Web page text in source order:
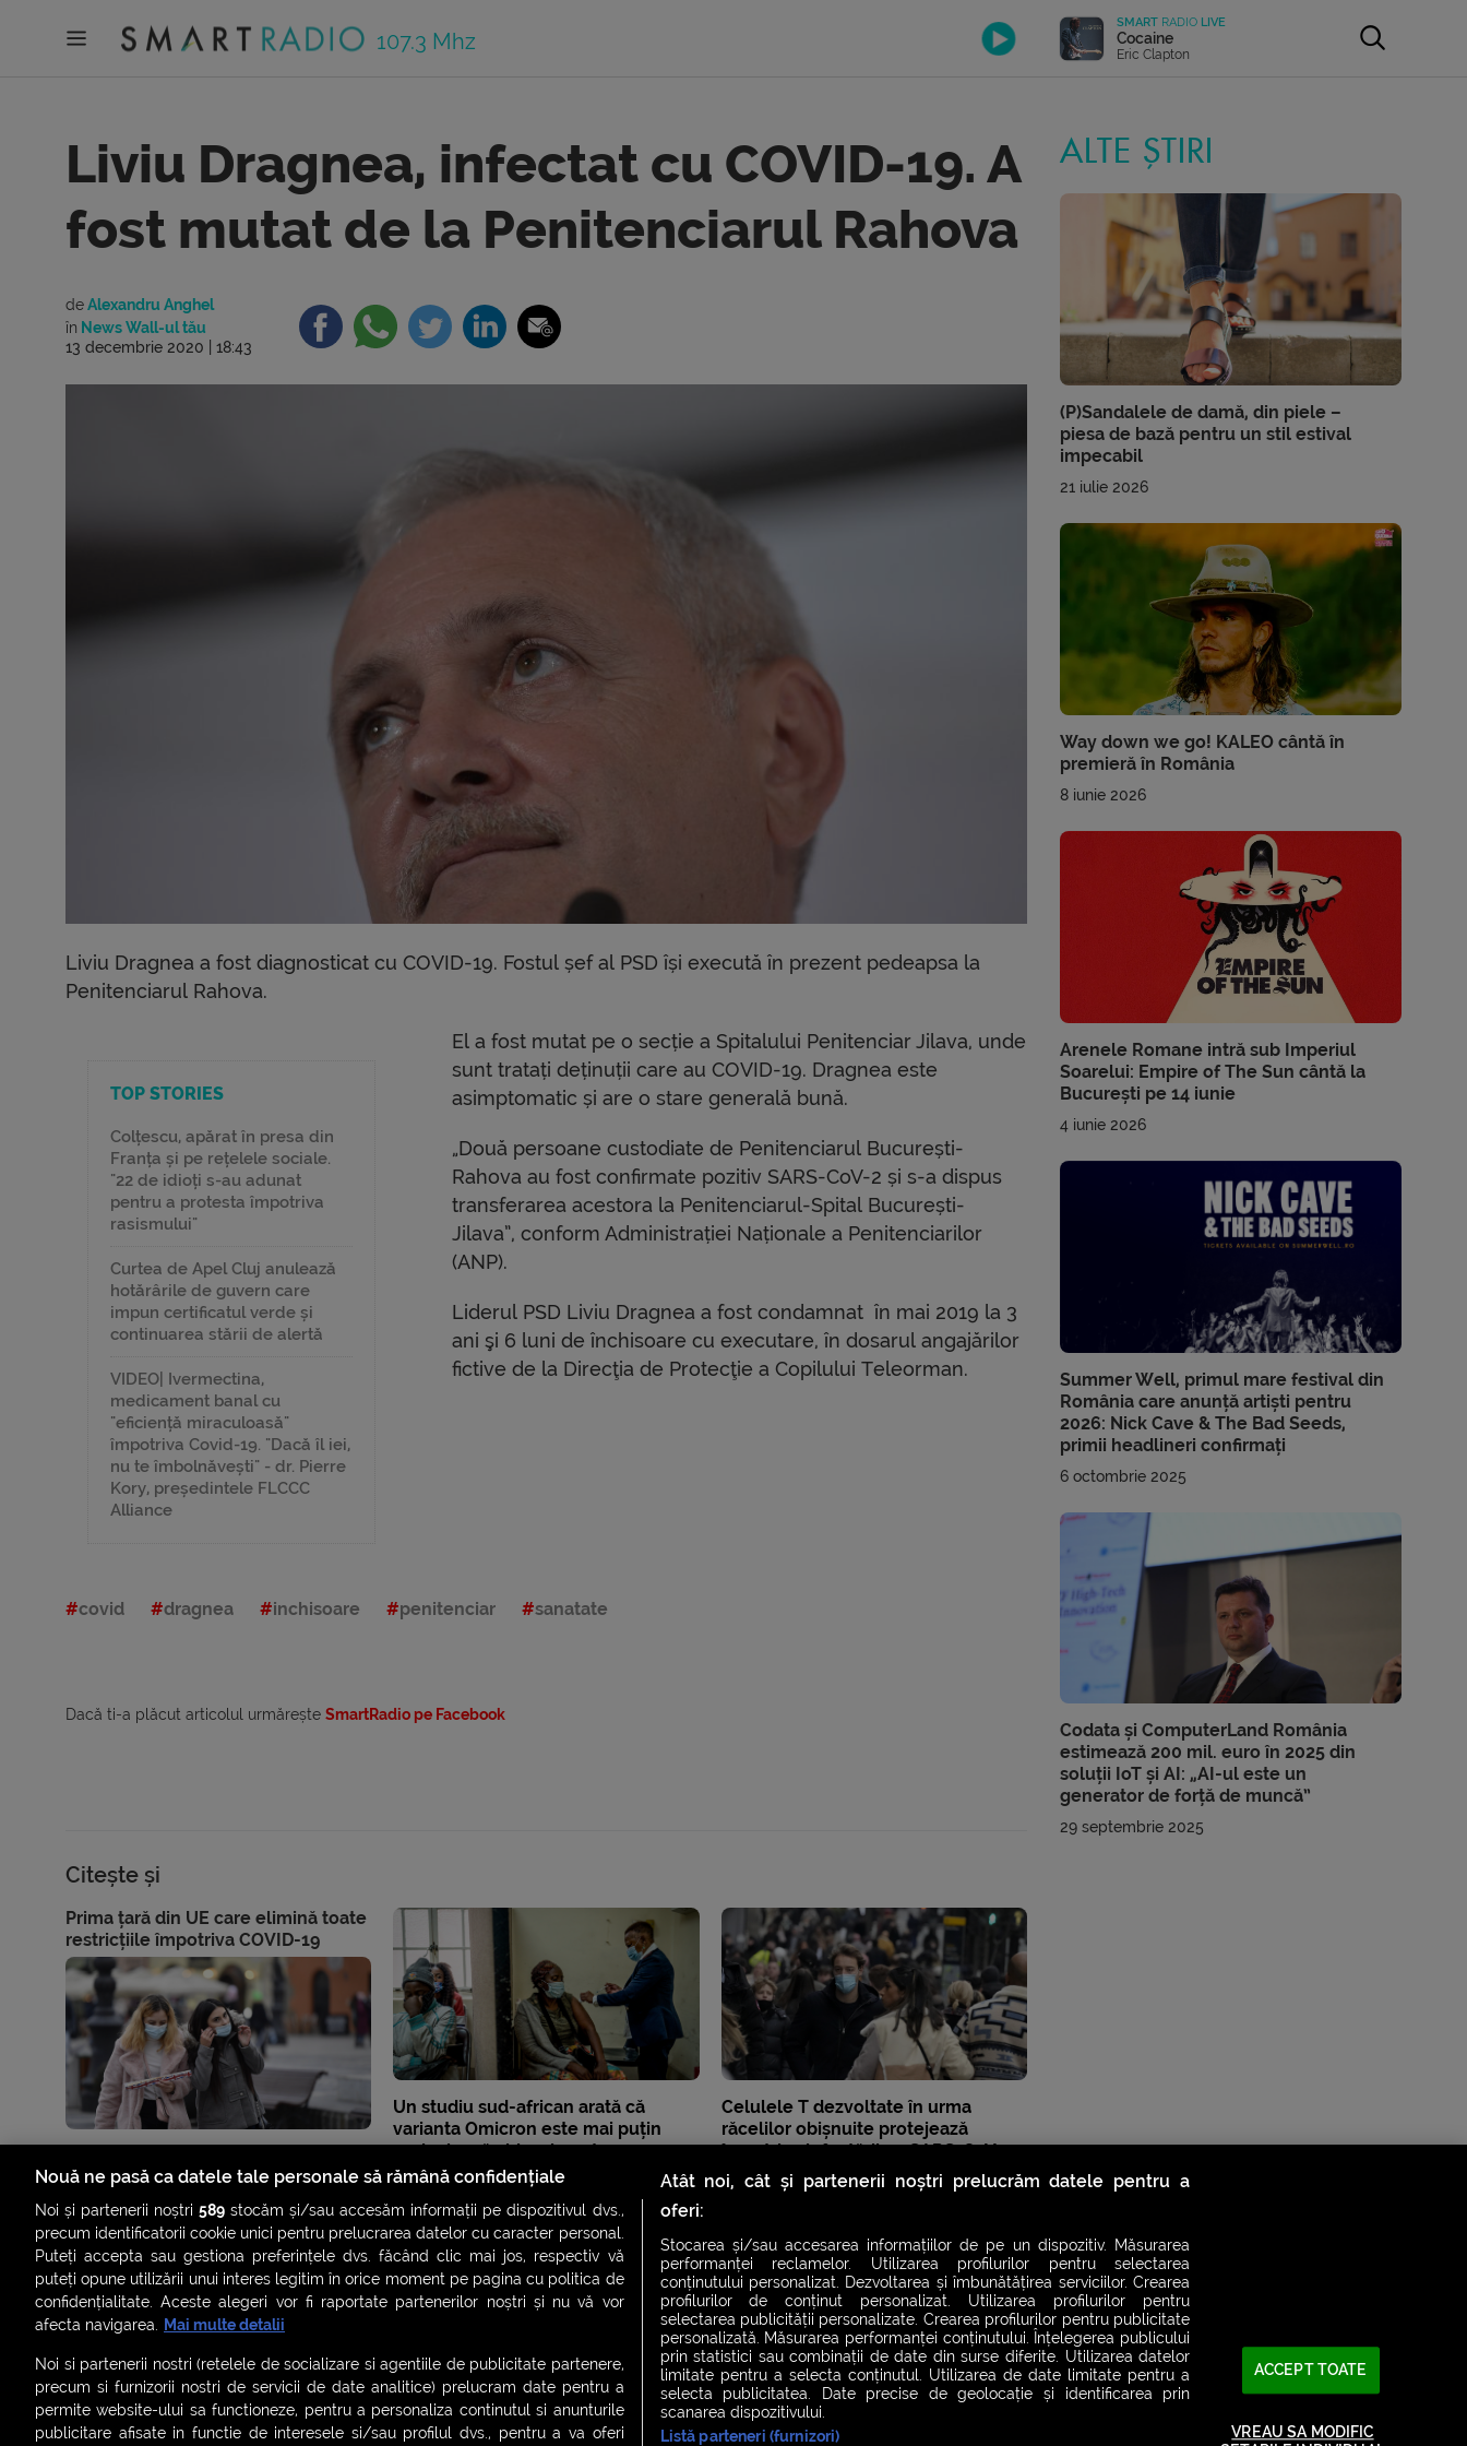
107.3 Mhz
SMART RADIO LIVE
Cocaine
Eric Clapton
Liviu Dragnea, infectat cu COVID-19. A
fost mutat de la Penitenciarul Rahova
deAlexandru Anghel
în News Wall-ul tău
13 decembrie 2020 | 18:43
Liviu Dragnea a fost diagnosticat cu COVID-19. Fostul șef al PSD își execută în prezent pedeapsa la
Penitenciarul Rahova.
TOP STORIES
Colțescu, apărat în presa din
Franța și pe rețelele sociale.
"22 de idioți s-au adunat
pentru a protesta împotriva
rasismului"
Curtea de Apel Cluj anulează
hotărârile de guvern care
impun certificatul verde și
continuarea stării de alertă
VIDEO| Ivermectina,
medicament banal cu
"eficiență miraculoasă"
împotriva Covid-19. "Dacă îl iei,
nu te îmbolnăvești" - dr. Pierre
Kory, președintele FLCCC
Alliance
El a fost mutat pe o secție a Spitalului Penitenciar Jilava, unde
sunt tratați deținuții care au COVID-19. Dragnea este
asimptomatic și are o stare generală bună.
„Două persoane custodiate de Penitenciarul București-
Rahova au fost confirmate pozitiv SARS-CoV-2 și s-a dispus
transferarea acestora la Penitenciarul-Spital București-
Jilava”, conform Administrației Naționale a Penitenciarilor
(ANP).
Liderul PSD Liviu Dragnea a fost condamnat în mai 2019 la 3
ani şi 6 luni de închisoare cu executare, în dosarul angajărilor
fictive de la Direcţia de Protecţie a Copilului Teleorman.
covid dragnea inchisoare penitenciar sanatate
Dacă ti-a plăcut articolul urmărește SmartRadio pe Facebook
Citește și
Prima țară din UE care elimină toate
restricțiile împotriva COVID-19
Un studiu sud-african arată că
varianta Omicron este mai puțin
periculoasă chiar și pentru
nevaccinați
Celulele T dezvoltate în urma
răcelilor obișnuite protejează
împotriva infectării cu SARS-CoV-2,
arată un studiu britanic
ALTE ȘTIRI
(P)Sandalele de damă, din piele –
piesa de bază pentru un stil estival
impecabil
21 iulie 2026
Way down we go! KALEO cântă în
premieră în România
8 iunie 2026
Arenele Romane intră sub Imperiul
Soarelui: Empire of The Sun cântă la
București pe 14 iunie
4 iunie 2026
Summer Well, primul mare festival din
România care anunță artiști pentru
2026: Nick Cave & The Bad Seeds,
primii headlineri confirmați
6 octombrie 2025
Codata și ComputerLand România
estimează 200 mil. euro în 2025 din
soluții IoT și AI: „AI-ul este un
generator de forță de muncă”
29 septembrie 2025
Nouă ne pasă ca datele tale personale să rămână confidențiale
Noi și partenerii noștri589 stocăm și/sau accesăm informații pe dispozitivul dvs.,
precum identificatorii cookie unici pentru prelucrarea datelor cu caracter personal.
Puteți accepta sau gestiona preferințele dvs. făcând clic mai jos, respectiv vă
puteți opune utilizării unui interes legitim în orice moment pe pagina cu politica de
confidențialitate. Aceste alegeri vor fi raportate partenerilor noștri și nu vă vor
afecta navigarea. Mai multe detalii
Noi si partenerii nostri (retelele de socializare si agentiile de publicitate partenere,
precum si furnizorii nostri de servicii de date analitice) prelucram date pentru a
permite website-ului sa functioneze, pentru a personaliza continutul si anunturile
publicitare afisate in functie de interesele si/sau profilul dvs., pentru a va oferi
Atât noi, cât și partenerii noștri prelucrăm datele pentru a
oferi:
Stocarea și/sau accesarea informațiilor de pe un dispozitiv. Măsurarea
performanței reclamelor. Utilizarea profilurilor pentru selectarea
conținutului personalizat. Dezvoltarea și îmbunătățirea serviciilor. Crearea
profilurilor de conținut personalizat. Utilizarea profilurilor pentru
selectarea publicității personalizate. Crearea profilurilor pentru publicitate
personalizată. Măsurarea performanței conținutului. Înțelegerea publicului
prin statistici sau combinații de date din surse diferite. Utilizarea datelor
limitate pentru a selecta conținutul. Utilizarea de date limitate pentru a
selecta publicitatea. Date precise de geolocație și identificarea prin
scanarea dispozitivului.
Listă parteneri (furnizori)
ACCEPT TOATE
VREAU SA MODIFIC